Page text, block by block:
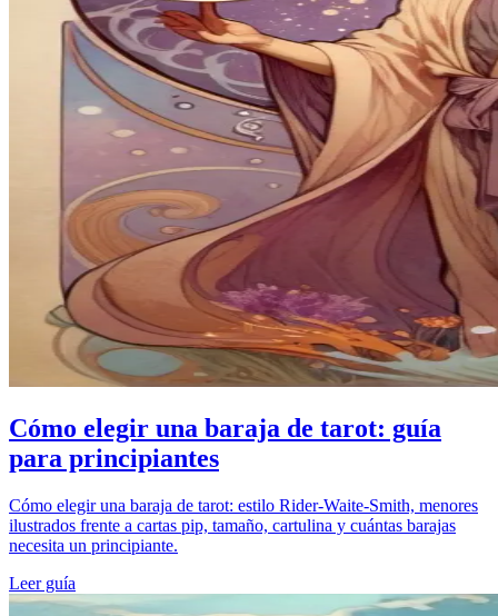
Cómo elegir una baraja de tarot: guía
para principiantes
Cómo elegir una baraja de tarot: estilo Rider-Waite-Smith, menores
ilustrados frente a cartas pip, tamaño, cartulina y cuántas barajas
necesita un principiante.
Leer guía